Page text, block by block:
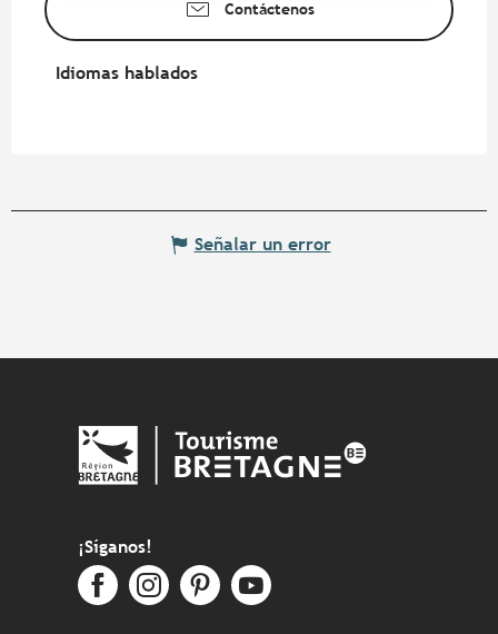
Contáctenos
Idiomas hablados
Idiomas hablados
Señalar un error
¡Síganos!